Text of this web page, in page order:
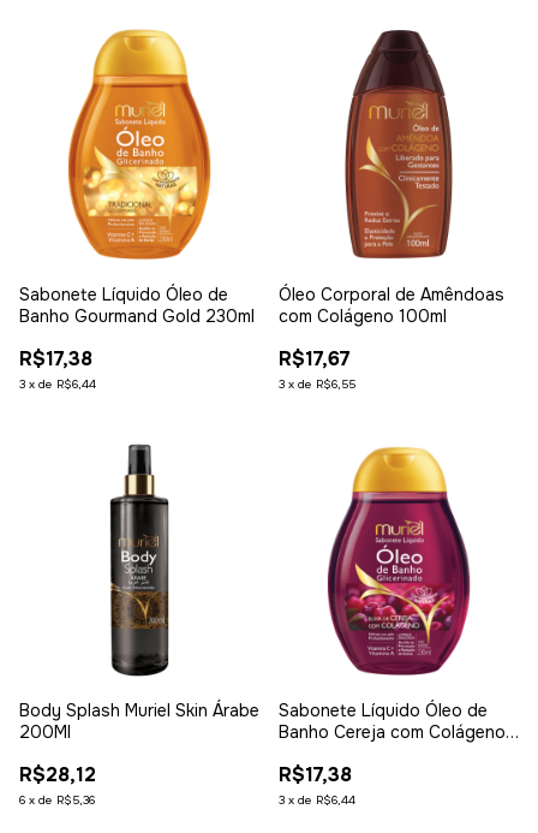
Sabonete Líquido Óleo de
Banho Gourmand Gold 230ml
R$17,38
3 x de R$6,44
Óleo Corporal de Amêndoas
com Colágeno 100ml
R$17,67
3 x de R$6,55
Body Splash Muriel Skin Árabe
200Ml
R$28,12
6 x de R$5,36
Sabonete Líquido Óleo de
Banho Cereja com Colágeno
R$17,38
3 x de R$6,44